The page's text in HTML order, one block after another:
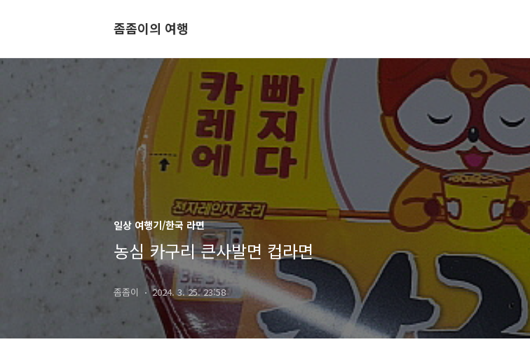
좀좀이의 여행
일상 여행기/한국 라면
농심 카구리 큰사발면 컵라면
좀좀이 2024. 3. 25. 23:58